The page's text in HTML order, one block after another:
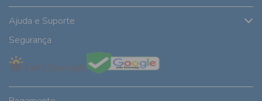
Ajuda e Suporte
Segurança